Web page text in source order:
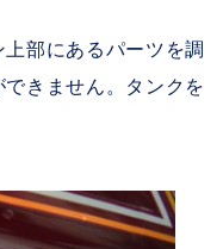
部にあるパーツを調
きません。タンクを